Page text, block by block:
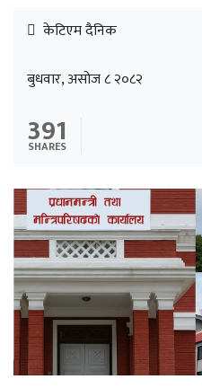
केटिएम दैनिक
बुधवार, असोज ८ २०८२
391
SHARES